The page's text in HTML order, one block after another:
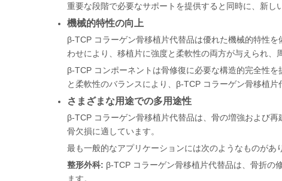
重要な段階で必要なサポートを提供すると同時に、新し
機械的特性の向上
β-TCP コラーゲン骨移植片代替品は優れた機械的特性
わせにより、移植片に強度と柔軟性の両方が与えられ、
β-TCP コンポーネントは骨修復に必要な構造的完全性
と柔軟性のバランスにより、β-TCP コラーゲン骨移植
さまざまな用途での多用途性
β-TCP コラーゲン骨移植片代替品は、骨の増強および
骨欠損に適しています。
最も一般的なアプリケーションには次のようなものがあ
整形外科: β-TCP コラーゲン骨移植片代替品は、骨折の
ます。